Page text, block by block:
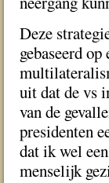
Deze
gebaseerd
uit dat de vs
van de
presidenten
dat ik wel
menselijk